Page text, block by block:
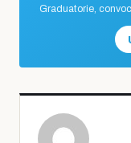
Graduatorie,